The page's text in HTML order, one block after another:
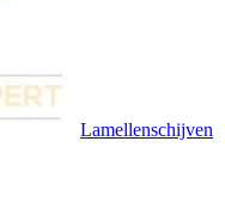
Lamellenschijven